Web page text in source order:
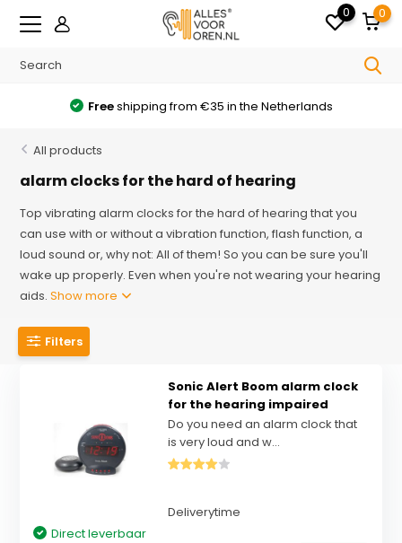
0 0
Freeshipping from €35 in the Netherlands
All products
alarm clocks for the hard of hearing
Top vibrating alarm clocks for the hard of hearing that you
can use with or without a vibration function, flash function, a
loud sound or, why not: All of them! So you can be sure you'll
wake up properly. Even when you're not wearing your hearing
aids.Show more
Filters
Sonic Alert Boom alarm clock
for the hearing impaired
Do you need an alarm clock that
is very loud and w...
Deliverytime
Direct leverbaar